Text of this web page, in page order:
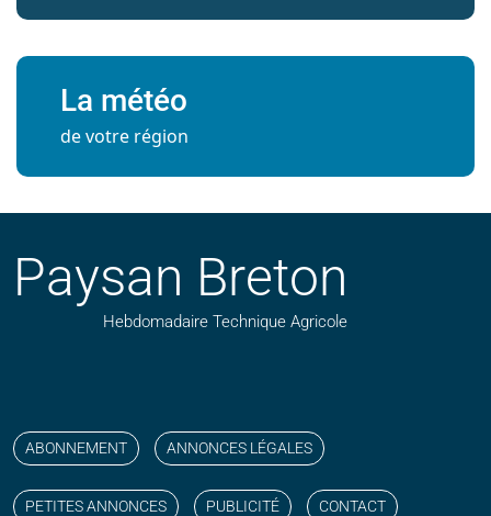
La météo
de votre région
Paysan Breton
Hebdomadaire Technique Agricole
ABONNEMENT ANNONCES LÉGALES
PETITES ANNONCES PUBLICITÉ CONTACT